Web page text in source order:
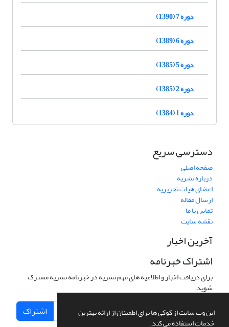
این وب سایت از کوکی ها برای اطمینان از ارائه بهترین
خدمات استفاده می کند.
دوره 7 (1390)
دوره 6 (1389)
دوره 5 (1385)
دوره 2 (1385)
دوره 1 (1384)
دسترسی سریع
صفحه اصلی
درباره نشریه
اعضای هیات تحریریه
ارسال مقاله
تماس با ما
نقشه سایت
آخرین اخبار
اشتراک خبرنامه
برای دریافت اخبار و اطلاعیه های مهم نشریه در خبرنامه نشریه مشترک
شوید.
اشتراک